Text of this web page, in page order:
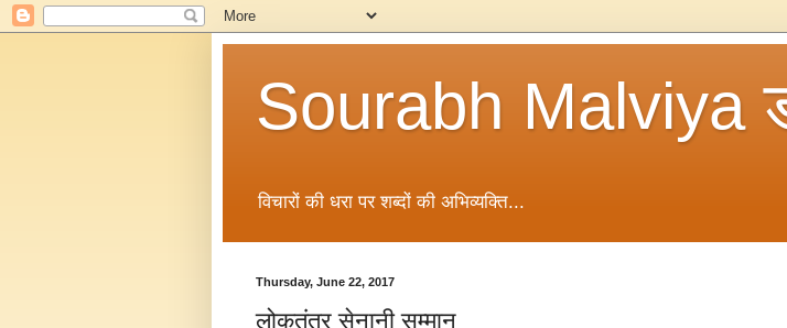
Sourabh Malviya
विचारों की धरा पर शब्दों की अभिव्यक्ति...
Thursday, June 22, 2017
लोकतंत्र सेनानी सम्मान